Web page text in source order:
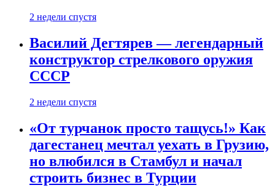
2 недели спустя
Василий Дегтярев — легендарный
конструктор стрелкового оружия
СССР
2 недели спустя
«От турчанок просто тащусь!» Как
дагестанец мечтал уехать в Грузию,
но влюбился в Стамбул и начал
строить бизнес в Турции